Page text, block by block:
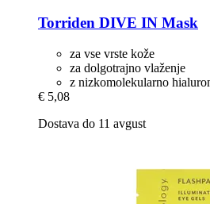
Torriden DIVE IN Mask
za vse vrste kože
za dolgotrajno vlaženje
z nizkomolekularno
€ 5,08
Dostava do 11 avgust